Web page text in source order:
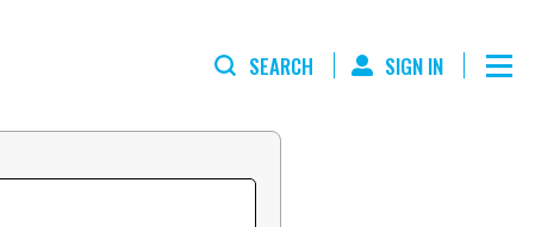
SEARCH SIGN IN